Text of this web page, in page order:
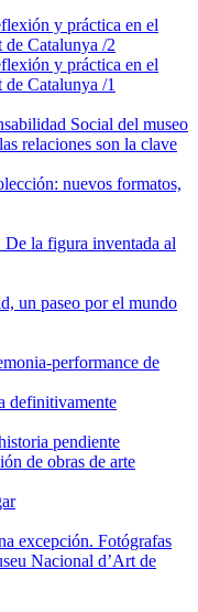
y práctica en el
Catalunya /2
y práctica en el
Catalunya /1
Social del museo
relaciones son la clave
nuevos formatos,
De la figura inventada al
un paseo por el mundo
performance de
definitivamente
pendiente
de obras de arte
excepción. Fotógrafas
Nacional d’Art de